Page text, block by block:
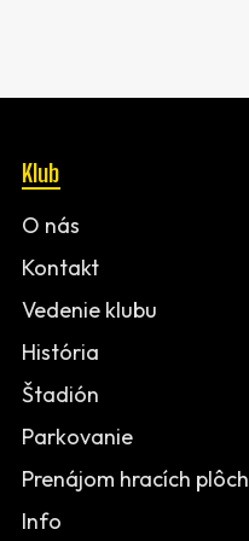
Klub
O nás
Kontakt
Vedenie klubu
História
Štadión
Parkovanie
Prenájom hracích plôch
Info